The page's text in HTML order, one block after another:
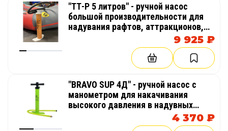
"ТТ-Р 5 литров" - ручной насос
большой производительности для
надувания рафтов, аттракционов,
палаток, катамаранов, лодок9 925 ₽
"BRAVO SUP 4Д" - ручной насос с
манометром для накачивания
высокого давления в надувных
изделиях из AirDeck (воздушная
палуба), SUP (гребля на доске стоя)
4 370 ₽